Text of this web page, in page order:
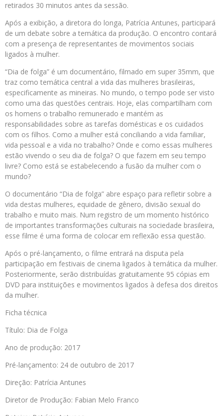
retirados 30 minutos antes da sessão.
Após a exibição, a diretora do longa, Patrícia Antunes, participará
de um debate sobre a temática da produção. O encontro contará
com a presença de representantes de movimentos sociais
ligados à mulher.
“Dia de folga” é um documentário, filmado em super 35mm, que
traz como temática central a vida das mulheres brasileiras,
especificamente as mineiras. No mundo, o tempo pode ser visto
como uma das questões centrais. Hoje, elas compartilham com
os homens o trabalho remunerado e mantém as
responsabilidades sobre as tarefas domésticas e os cuidados
com os filhos. Como a mulher está conciliando a vida familiar,
vida pessoal e a vida no trabalho? Onde e como essas mulheres
estão vivendo o seu dia de folga? O que fazem em seu tempo
livre? Como está se estabelecendo a fusão da mulher com o
mundo?
O documentário “Dia de folga” abre espaço para refletir sobre a
vida destas mulheres, equidade de gênero, divisão sexual do
trabalho e muito mais. Num registro de um momento histórico
de importantes transformações culturais na sociedade brasileira,
esse filme é uma forma de colocar em reflexão essa questão.
Após o pré-lançamento, o filme entrará na disputa pela
participação em festivais de cinema ligados à temática da mulher.
Posteriormente, serão distribuídas gratuitamente 95 cópias em
DVD para instituições e movimentos ligados à defesa dos direitos
da mulher.
Ficha técnica
Título: Dia de Folga
Ano de produção: 2017
Pré-lançamento: 24 de outubro de 2017
Direção: Patrícia Antunes
Diretor de Produção: Fabian Melo Franco